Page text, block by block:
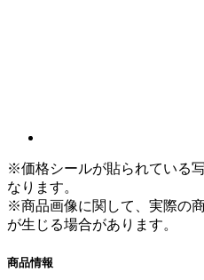
※価格シールが貼られている
なります。
※商品画像に関して、実際の
が生じる場合があります。
商品情報